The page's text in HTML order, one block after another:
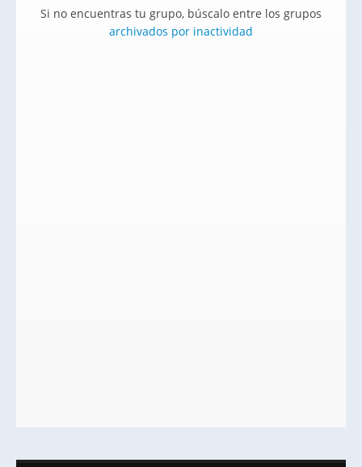
Si no encuentras tu grupo, búscalo entre los grupos
archivados por inactividad